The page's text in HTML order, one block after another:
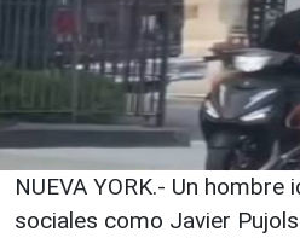
NUEVA YORK.- Un
sociales como Javier